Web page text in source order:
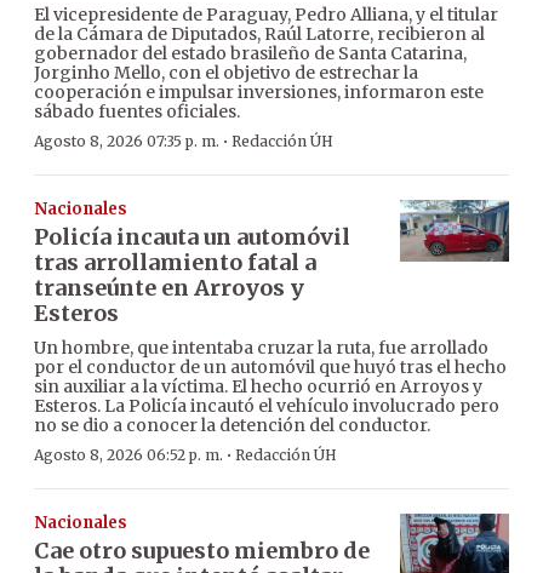
El vicepresidente de Paraguay, Pedro Alliana, y el titular
de la Cámara de Diputados, Raúl Latorre, recibieron al
gobernador del estado brasileño de Santa Catarina,
Jorginho Mello, con el objetivo de estrechar la
cooperación e impulsar inversiones, informaron este
sábado fuentes oficiales.
Agosto 8, 2026 07:35 p. m. · Redacción ÚH
Nacionales
Policía incauta un automóvil
tras arrollamiento fatal a
transeúnte en Arroyos y
Esteros
Un hombre, que intentaba cruzar la ruta, fue arrollado
por el conductor de un automóvil que huyó tras el hecho
sin auxiliar a la víctima. El hecho ocurrió en Arroyos y
Esteros. La Policía incautó el vehículo involucrado pero
no se dio a conocer la detención del conductor.
Agosto 8, 2026 06:52 p. m. · Redacción ÚH
Nacionales
Cae otro supuesto miembro de